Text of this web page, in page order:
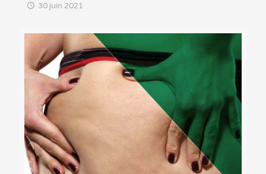
30 juin 2021